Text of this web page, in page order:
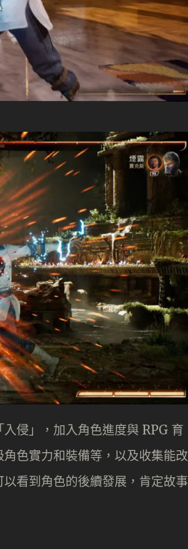
侵」，加入角色進度與 RPG 育
色實力和裝備等，以及收集能改
看到角色的後續發展，肯定故事